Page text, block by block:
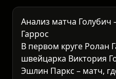
Анализ матча Голубич
Гаррос
В первом круге Ролан
швейцарка Виктория
Эшлин Паркс – матч,